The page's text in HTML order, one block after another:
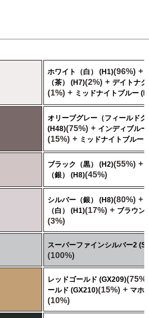
ホワイト（白） (H1)(96%) +
（茶） (H7)(2%) + デイトナ
(1%) + ミッドナイトブルー
オリーブグレー（フィールドグ
(H48)(75%) + インディブル
(15%) + ミッドナイトブルー
ブラック（黒） (H2)(55%) +
（銀） (H8)(45%)
シルバー（銀） (H8)(80%) +
（白） (H1)(17%) + ブラウン
(3%)
スーパーファインシルバー2
(100%)
レッドゴールド (GX209)
ールド (GX210)(15%) + マホ
(10%)